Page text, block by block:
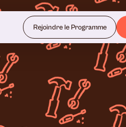
Rejoindre le Programme